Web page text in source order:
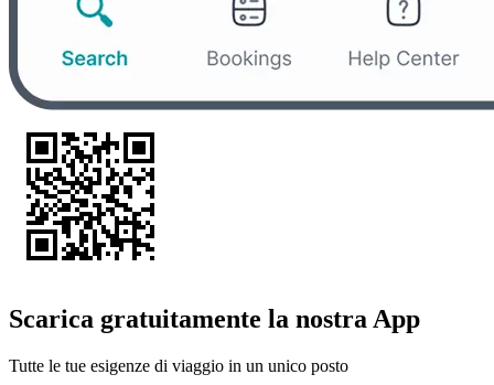
Scarica gratuitamente la nostra App
Tutte le tue esigenze di viaggio in un unico posto